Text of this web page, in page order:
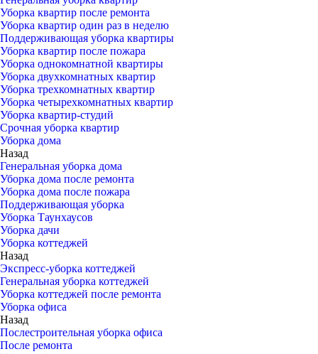
Уборка квартир после ремонта
Уборка квартир один раз в неделю
Поддерживающая уборка квартиры
Уборка квартир после пожара
Уборка однокомнатной квартиры
Уборка двухкомнатных квартир
Уборка трехкомнатных квартир
Уборка четырехкомнатных квартир
Уборка квартир-студий
Срочная уборка квартир
Уборка дома
Назад
Генеральная уборка дома
Уборка дома после ремонта
Уборка дома после пожара
Поддерживающая уборка
Уборка Таунхаусов
Уборка дачи
Уборка коттеджей
Назад
Экспресс-уборка коттеджей
Генеральная уборка коттеджей
Уборка коттеджей после ремонта
Уборка офиса
Назад
Послестроительная уборка офиса
После ремонта